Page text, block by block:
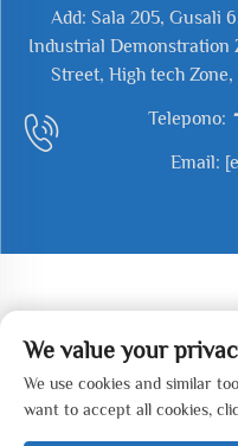
Add: Sala 205, Gusali
Industrial Demonstration
Street, High tech
Telepono:
Email:
Copyright © 2026
Technology Co.,
nakareserba. -
We value your
We use cookies and similar
want to accept all cookies,